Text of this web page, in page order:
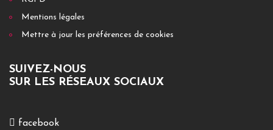
Mentions légales
Mettre à jour les préférences de cookies
SUIVEZ-NOUS
SUR LES RÉSEAUX SOCIAUX
facebook